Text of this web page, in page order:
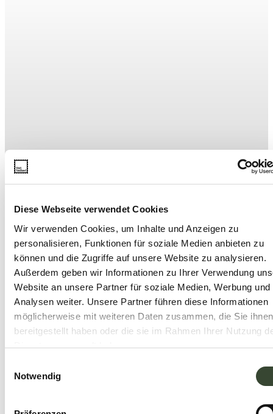
Diese Webseite verwendet Cookies
Wir verwenden Cookies, um Inhalte und Anzeigen zu
personalisieren, Funktionen für soziale Medien anbieten zu
können und die Zugriffe auf unsere Website zu analysieren.
Außerdem geben wir Informationen zu Ihrer Verwendung
Website an unsere Partner für soziale Medien, Werbung und
Analysen weiter. Unsere Partner führen diese Informationen
möglicherweise mit weiteren Daten zusammen, die Sie ihnen
bereitgestellt haben oder die sie im Rahmen Ihrer Nutzung
Dienste gesammelt haben.
Notwendig